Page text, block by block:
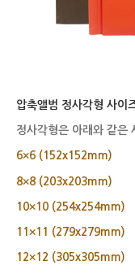
압축앨범 정사각형 사이
정사각형은 아래와 같은
6×6 (152x152mm)
8×8 (203x203mm)
10×10 (254x254mm)
11×11 (279x279mm)
12×12 (305x305mm)